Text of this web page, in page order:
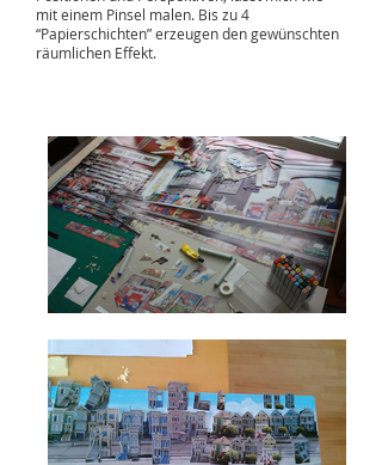
mit einem Pinsel malen. Bis zu 4
“Papierschichten” erzeugen den gewünschten
räumlichen Effekt.